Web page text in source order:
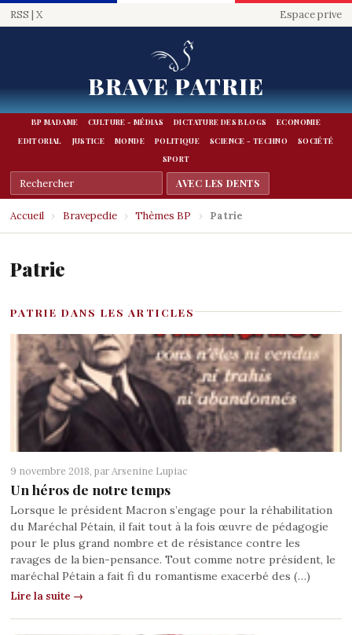
RSS | X Espace prive
BRAVE PATRIE
BP MADAME CULTURE - MÉDIAS DICTATURE DES BLOGS
ECONOMIE
EDITORIAL
JUSTICE MONDE POLITIQUE SCIENCE - TECHNO
SOCIÉTÉ
SPORT
Accueil › Bravepedie › Thèmes BP › Patrie
Patrie
PATRIE DANS LES ARTICLES
9 novembre 2018, par Arsenine Lupiac
Un héros de notre temps
Lorsque le président Macron s’engage pour la réhabilitation
du Maréchal Pétain, il fait tout à la fois œuvre de pédagogie
pour le plus grand nombre et de résistance contre les
ravages de la bien-pensance. Tout comme notre président, le
maréchal Pétain a fait fi du romantisme exacerbé des (…)
Lire la suite →